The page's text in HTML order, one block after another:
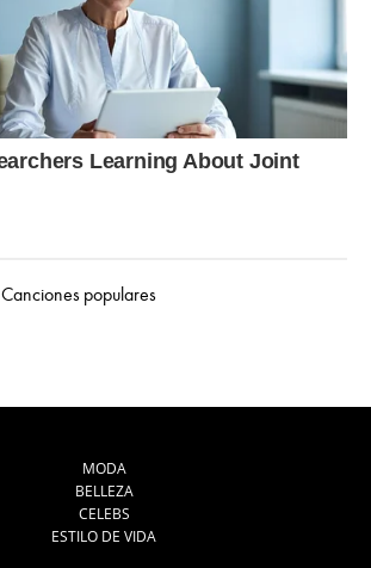
Canciones populares
MODA
BELLEZA
CELEBS
ESTILO DE VIDA